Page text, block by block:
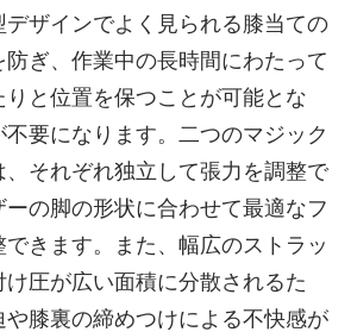
デザインでよく見られる膝当ての
ぎ、作業中の長時間にわたって
りと位置を保つことが可能とな
不要になります。二つのマジック
、それぞれ独立して張力を調整で
ーの脚の形状に合わせて最適なフ
できます。また、幅広のストラッ
圧が広い面積に分散されるた
膝裏の締めつけによる不快感が